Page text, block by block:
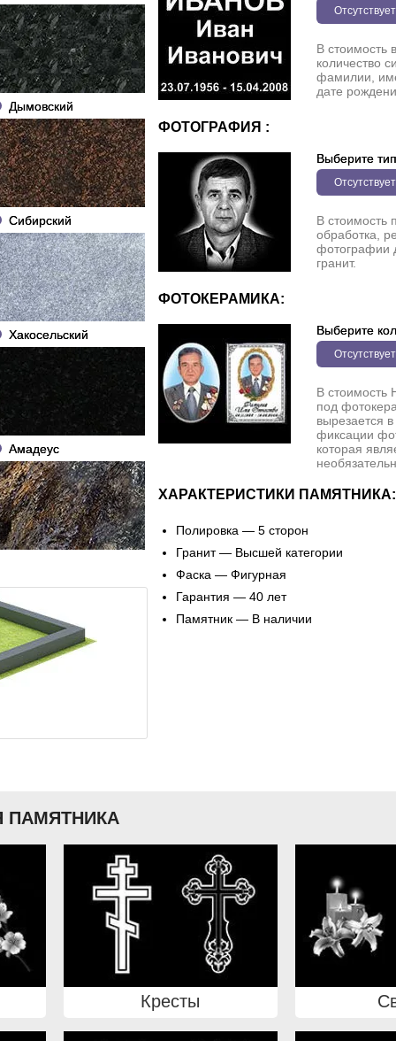
Дымовский
Сибирский
Хакосельский
Амадеус
Отсутствует
В стоимость
количество
фамилии,
дате
ФОТОГРАФИЯ :
Выберите тип
Отсутствует
В стоимость
обработка,
фотографии
гранит.
ФОТОКЕРАМИКА:
Выберите
Отсутствует
В стоимость
под
вырезается
фиксации
которая
ХАРАКТЕРИСТИКИ ПАМЯТНИКА:
Полировка — 5 сторон
Гранит — Высшей категории
Фаска — Фигурная
Гарантия — 40 лет
Памятник — В наличии
ПАМЯТНИКА
Кресты